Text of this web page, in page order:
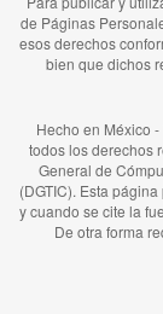
de Páginas
esos derechos
bien que dichos
Hecho en México
todos los derechos
General de
(DGTIC). Esta
y cuando se cite la
De otra forma